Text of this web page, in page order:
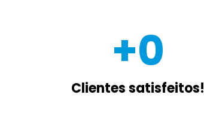
Clientes satisfeitos!
+0